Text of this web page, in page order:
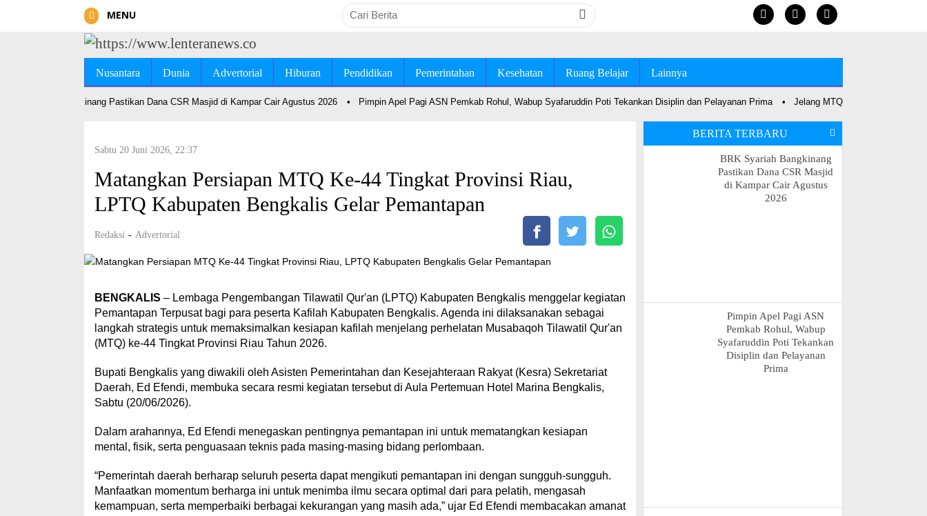
MENU
Nusantara Dunia Advertorial Hiburan Pendidikan Pemerintahan Kesehatan Ruang Belajar Lainnya
Syariah Bangkinang Pastikan Dana CSR Masjid di Kampar Cair Agustus 2026 • Pimpin Apel Pagi ASN Pemkab Rohul, Wabup Syafaruddin Poti Tekankan Disiplin dan Pelayanan Prima • Jelang MTQ 2027, Bupati Anton
Sabtu 20 Juni 2026, 22:37
Matangkan Persiapan MTQ Ke-44 Tingkat Provinsi Riau,
LPTQ Kabupaten Bengkalis Gelar Pemantapan
Redaksi - Advertorial
BENGKALIS – Lembaga Pengembangan Tilawatil Qur'an (LPTQ) Kabupaten Bengkalis menggelar kegiatan
Pemantapan Terpusat bagi para peserta Kafilah Kabupaten Bengkalis. Agenda ini dilaksanakan sebagai
langkah strategis untuk memaksimalkan kesiapan kafilah menjelang perhelatan Musabaqoh Tilawatil Qur'an
(MTQ) ke-44 Tingkat Provinsi Riau Tahun 2026.
Bupati Bengkalis yang diwakili oleh Asisten Pemerintahan dan Kesejahteraan Rakyat (Kesra) Sekretariat
Daerah, Ed Efendi, membuka secara resmi kegiatan tersebut di Aula Pertemuan Hotel Marina Bengkalis,
Sabtu (20/06/2026).
Dalam arahannya, Ed Efendi menegaskan pentingnya pemantapan ini untuk mematangkan kesiapan
mental, fisik, serta penguasaan teknis pada masing-masing bidang perlombaan.
“Pemerintah daerah berharap seluruh peserta dapat mengikuti pemantapan ini dengan sungguh-sungguh.
Manfaatkan momentum berharga ini untuk menimba ilmu secara optimal dari para pelatih, mengasah
kemampuan, serta memperbaiki berbagai kekurangan yang masih ada,” ujar Ed Efendi membacakan amanat
BERITA TERBARU
BRK Syariah Bangkinang
Pastikan Dana CSR Masjid
di Kampar Cair Agustus
2026
Pimpin Apel Pagi ASN
Pemkab Rohul, Wabup
Syafaruddin Poti Tekankan
Disiplin dan Pelayanan
Prima